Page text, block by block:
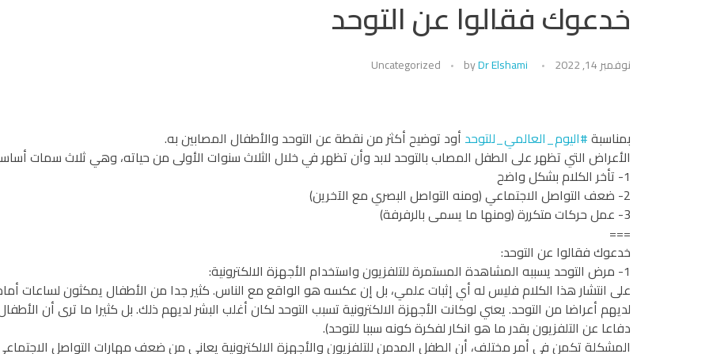
خدعوك فقالوا عن التوحد
نوفمبر 14, 2022 byDr Elshami
Uncategorized
بمناسبة#اليوم_العالمي_للتوحد أود توضيح أكثر من نقطة عن التوحد والأطفال المصابين به.
الأعراض التي تظهر على الطفل المصاب بالتوحد لابد وأن تظهر في خلال الثلاث سنوات الأولى من حياته، وهي ثلاث سمات
1- تأخر الكلام بشكل واضح
2- ضعف التواصل الاجتماعي (ومنه التواصل البصري مع الآخرين)
3- عمل حركات متكررة (ومنها ما يسمى بالرفرفة)
===
خدعوك فقالوا عن التوحد:
1- مرض التوحد يسببه المشاهدة المستمرة للتلفزيون واستخدام الأجهزة الالكترونية:
على انتشار هذا الكلام فليس له أي إثبات علمي، بل إن عكسه هو الواقع مع الناس. كثير جدا من الأطفال يمكثون لساعات
لديهم أعراضا من التوحد. يعني لوكانت الأجهزة الالكترونية تسبب التوحد لكان أغلب البشر لديهم ذلك. بل كثيرا ما ترى أن
دفاعا عن التلفزيون بقدر ما هو انكار لفكرة كونه سببا للتوحد).
المشكلة تكمن في أمر مختلف، أن الطفل المدمن للتلفزيون والأجهزة الالكترونية يعاني من ضعف مهارات التواصل